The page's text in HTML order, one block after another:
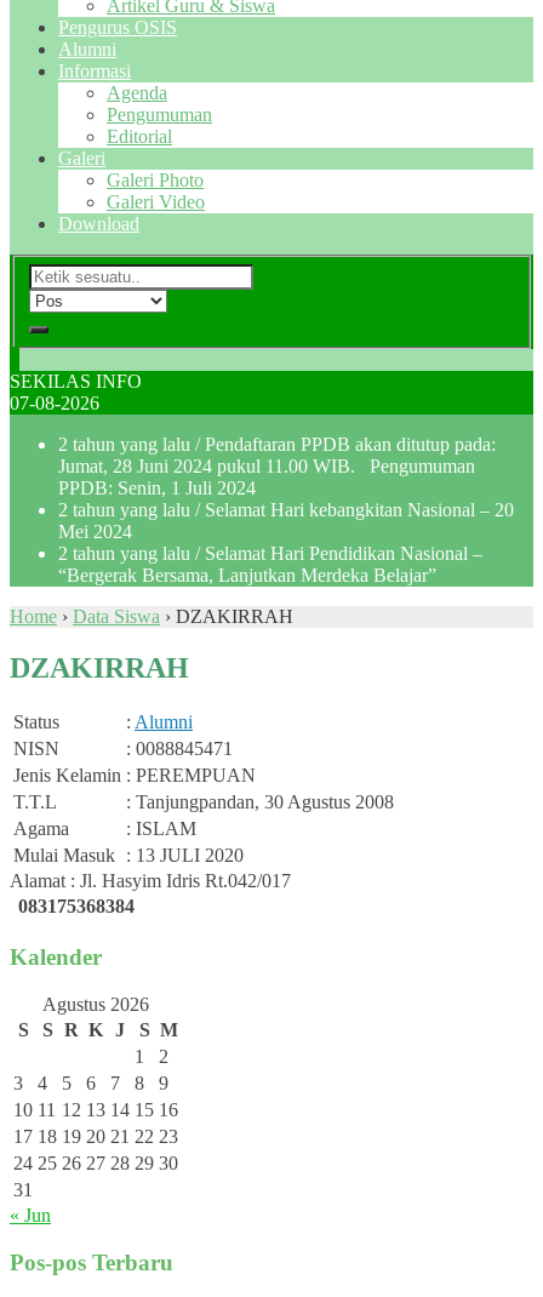
Artikel Guru & Siswa
Pengurus OSIS
Alumni
Informasi
Agenda
Pengumuman
Editorial
Galeri
Galeri Photo
Galeri Video
Download
SEKILAS INFO
07-08-2026
2 tahun yang lalu / Pendaftaran PPDB akan ditutup pada:
Jumat, 28 Juni 2024 pukul 11.00 WIB. Pengumuman
PPDB: Senin, 1 Juli 2024
2 tahun yang lalu / Selamat Hari kebangkitan Nasional – 20
Mei 2024
2 tahun yang lalu / Selamat Hari Pendidikan Nasional –
“Bergerak Bersama, Lanjutkan Merdeka Belajar”
Home › Data Siswa › DZAKIRRAH
DZAKIRRAH
Status : Alumni
NISN
: 0088845471
Jenis Kelamin : PEREMPUAN
T.T.L
: Tanjungpandan, 30 Agustus 2008
Agama
: ISLAM
Mulai Masuk : 13 JULI 2020
Alamat : Jl. Hasyim Idris Rt.042/017
083175368384
Kalender
Agustus 2026
S
S R K J S M
1
2
3
4 5 6 7 8
9
10 11 12 13 14 15 16
17 18 19 20 21 22 23
24 25 26 27 28 29 30
31
« Jun
Pos-pos Terbaru